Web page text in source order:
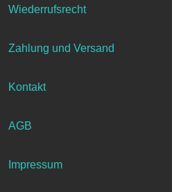
Wiederrufsrecht
Zahlung und Versand
Kontakt
AGB
Impressum